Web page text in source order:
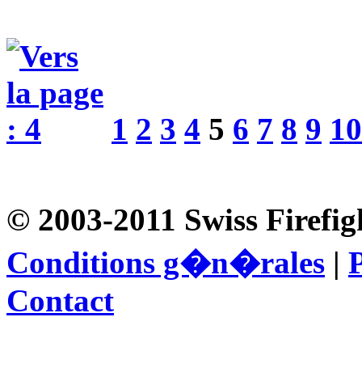
1 2 3 4 5 6 7 8 9 10
© 2003-2011 Swiss
Conditions g�n�rales |
Contact